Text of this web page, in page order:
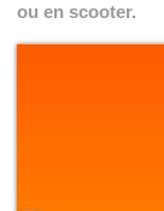
ou en scooter.